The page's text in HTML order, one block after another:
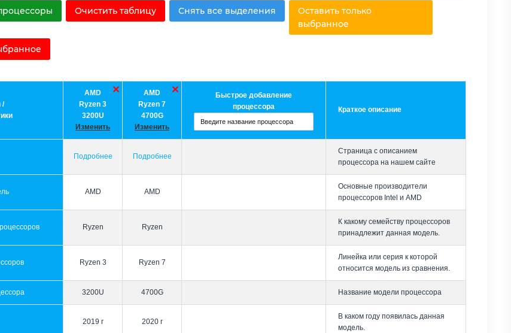
Очистить таблицу Снять все выделения
Оставить только
выбранное
/
AMD
Ryzen 3
3200U
Изменить
AMD
Ryzen 7
4700G
Изменить
Быстрое добавление
процессора
Краткое описание
Подробнее Подробнее
Страница с описанием
процессора на нашем сайте
AMD AMD
Основные производители
процессоров Intel и AMD
Ryzen Ryzen
К какому семейству процессоров
принадлежит данная модель.
Ryzen 3 Ryzen 7
Линейка или серия к которой
относится модель из сравнения.
3200U 4700G Название модели процессора
2019 г 2020 г
В каком году появилась данная
модель.